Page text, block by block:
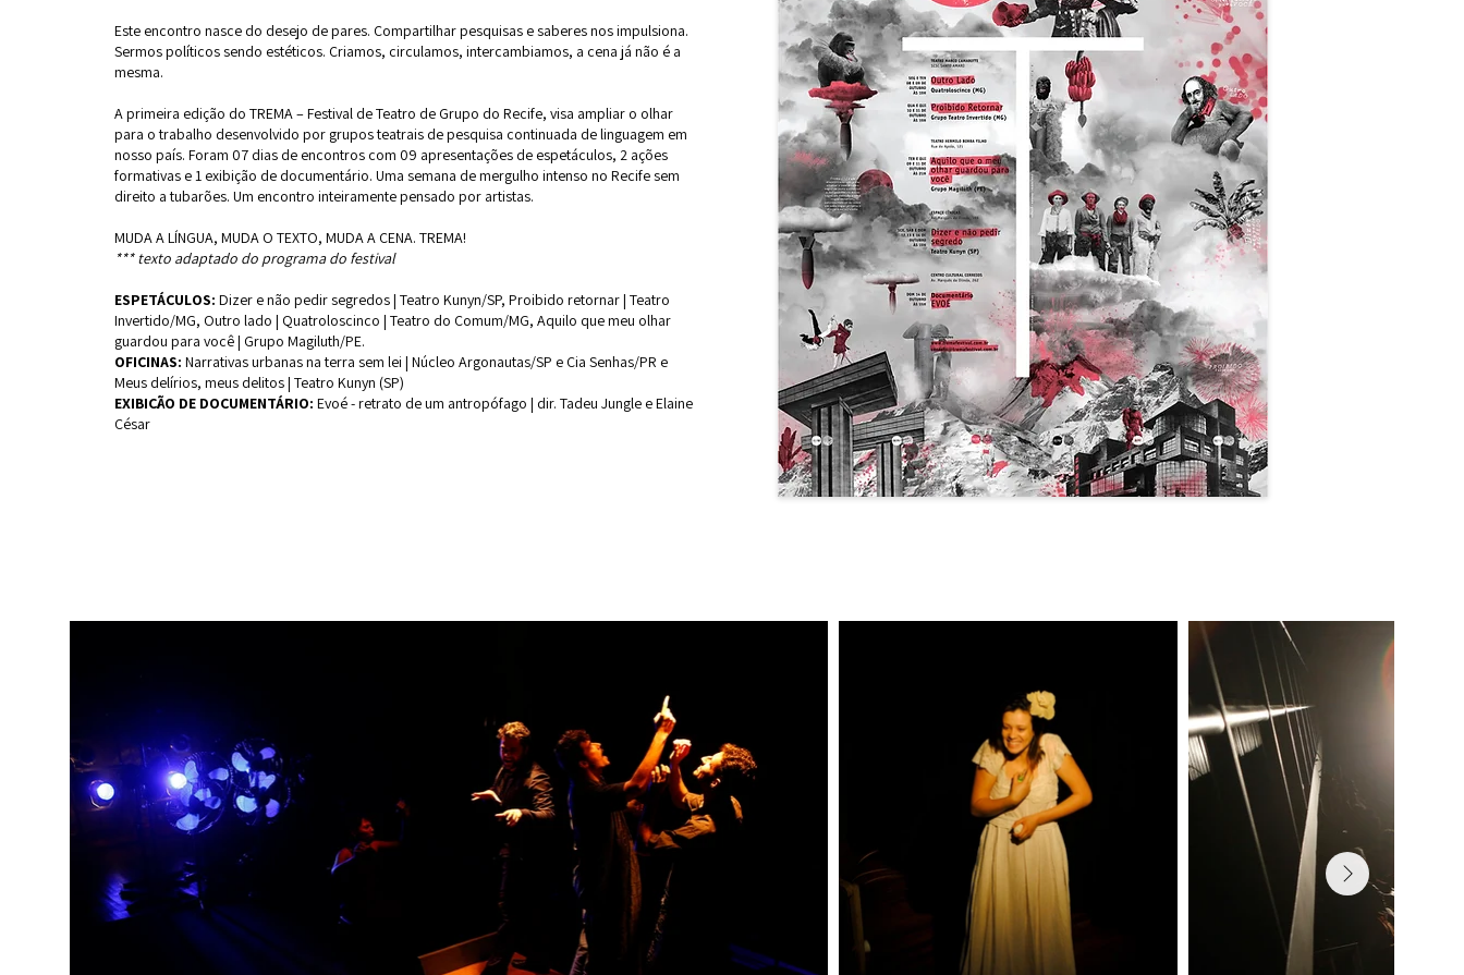
Este encontro nasce do desejo de pares. Compartilhar pesquisas e saberes nos impulsiona.
Sermos políticos sendo estéticos. Criamos, circulamos, intercambiamos, a cena já não é a
mesma.
A primeira edição do TREMA – Festival de Teatro de Grupo do Recife, visa ampliar o olhar
para o trabalho desenvolvido por grupos teatrais de pesquisa continuada de linguagem em
nosso país. Foram 07 dias de encontros com 09 apresentações de espetáculos, 2 ações
formativas e 1 exibição de documentário. Uma semana de mergulho intenso no Recife sem
direito a tubarões. Um encontro inteiramente pensado por artistas.
MUDA A LÍNGUA, MUDA O TEXTO, MUDA A CENA. TREMA!
*** texto adaptado do programa do festival
ESPETÁCULOS: Dizer e não pedir segredos | Teatro Kunyn/SP, Proibido retornar | Teatro
Invertido/MG, Outro lado | Quatroloscinco | Teatro do Comum/MG, Aquilo que meu olhar
guardou para você | Grupo Magiluth/PE.
OFICINAS: Narrativas urbanas na terra sem lei | Núcleo Argonautas/SP e Cia Senhas/PR e
Meus delírios, meus delitos | Teatro Kunyn (SP)
EXIBIÇÃO DE DOCUMENTÁRIO: Evoé - retrato de um antropófago | dir. Tadeu Jungle e Elaine
César